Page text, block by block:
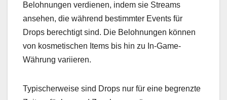
Belohnungen verdienen, indem sie Streams
ansehen, die während bestimmter Events für
Drops berechtigt sind. Die Belohnungen können
von kosmetischen Items bis hin zu In-Game-
Währung variieren.
Typischerweise sind Drops nur für eine begrenzte